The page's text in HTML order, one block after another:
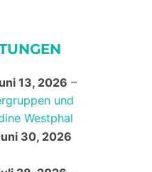
13, 2026 –
und
Westphal
30, 2026